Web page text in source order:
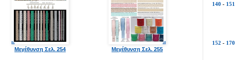
Μεγέθυνση Σελ. 254 Μεγέθυνση Σελ. 255
140 - 151
152 - 170